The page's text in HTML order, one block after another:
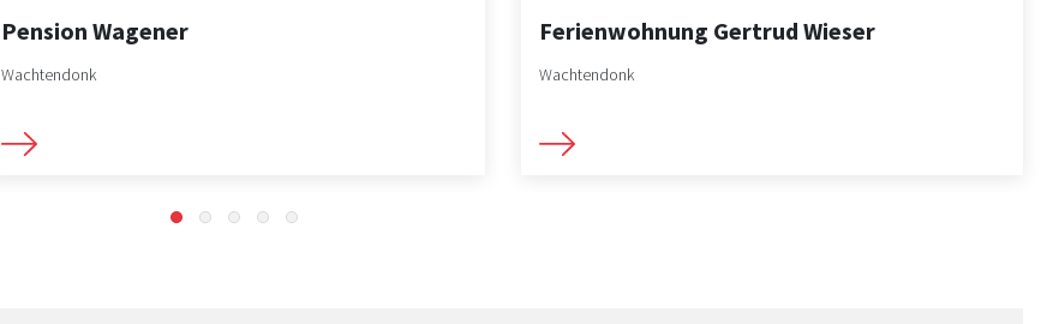
Pension Wagener
Wachtendonk
Ferienwohnung Gertrud Wieser
Wachtendonk